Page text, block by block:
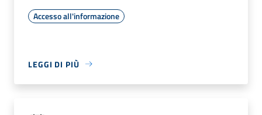
Accesso all'informazione
LEGGI DI PIÙ